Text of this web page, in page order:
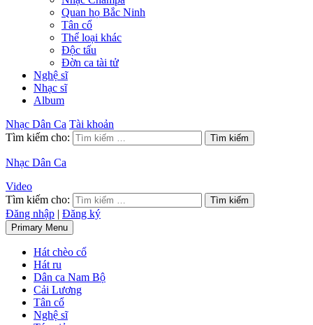
Quan họ Bắc Ninh
Tân cổ
Thể loại khác
Độc tấu
Đờn ca tài tử
Nghệ sĩ
Nhạc sĩ
Album
Nhạc Dân Ca Tài khoản
Tìm kiếm cho:
Nhạc Dân Ca
Video
Tìm kiếm cho:
Đăng nhập | Đăng ký
Primary Menu
Hát chèo cổ
Hát ru
Dân ca Nam Bộ
Cải Lương
Tân cổ
Nghệ sĩ